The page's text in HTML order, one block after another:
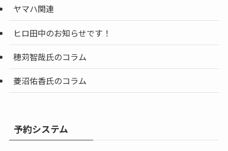
ヤマハ関連
ヒロ田中のお知らせです！
穂苅智哉氏のコラム
菱沼佑香氏のコラム
予約システム